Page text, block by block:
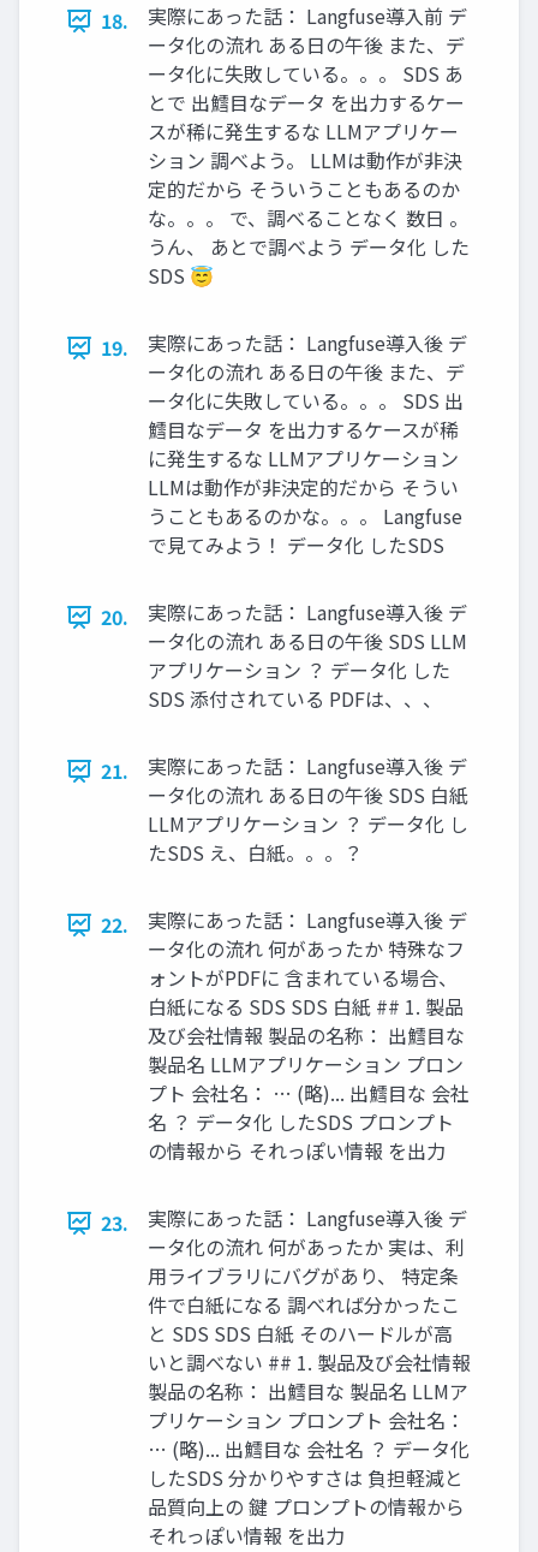
18.
実際にあった話： Langfuse導入前 デ
ータ化の流れ ある日の午後 また、デ
ータ化に失敗している。。。 SDS あ
とで 出鱈目なデータ を出力するケー
スが稀に発生するな LLMアプリケー
ション 調べよう。 LLMは動作が非決
定的だから そういうこともあるのか
な。。。 で、調べることなく 数日 。
うん、 あとで調べよう データ化 した
SDS 😇
19.
実際にあった話： Langfuse導入後 デ
ータ化の流れ ある日の午後 また、デ
ータ化に失敗している。。。 SDS 出
鱈目なデータ を出力するケースが稀
に発生するな LLMアプリケーション
LLMは動作が非決定的だから そうい
うこともあるのかな。。。 Langfuse
で見てみよう！ データ化 したSDS
20.
実際にあった話： Langfuse導入後 デ
ータ化の流れ ある日の午後 SDS LLM
アプリケーション ？ データ化 した
SDS 添付されている PDFは、、、
21.
実際にあった話： Langfuse導入後 デ
ータ化の流れ ある日の午後 SDS 白紙
LLMアプリケーション ？ データ化 し
たSDS え、白紙。。。？
22.
実際にあった話： Langfuse導入後 デ
ータ化の流れ 何があったか 特殊なフ
ォントがPDFに 含まれている場合、
白紙になる SDS SDS 白紙 ## 1. 製品
及び会社情報 製品の名称： 出鱈目な
製品名 LLMアプリケーション プロン
プト 会社名： … (略)... 出鱈目な 会社
名 ？ データ化 したSDS プロンプト
の情報から それっぽい情報 を出力
23.
実際にあった話： Langfuse導入後 デ
ータ化の流れ 何があったか 実は、利
用ライブラリにバグがあり、 特定条
件で白紙になる 調べれば分かったこ
と SDS SDS 白紙 そのハードルが高
いと調べない ## 1. 製品及び会社情報
製品の名称： 出鱈目な 製品名 LLMア
プリケーション プロンプト 会社名：
… (略)... 出鱈目な 会社名 ？ データ化
したSDS 分かりやすさは 負担軽減と
品質向上の 鍵 プロンプトの情報から
それっぽい情報 を出力